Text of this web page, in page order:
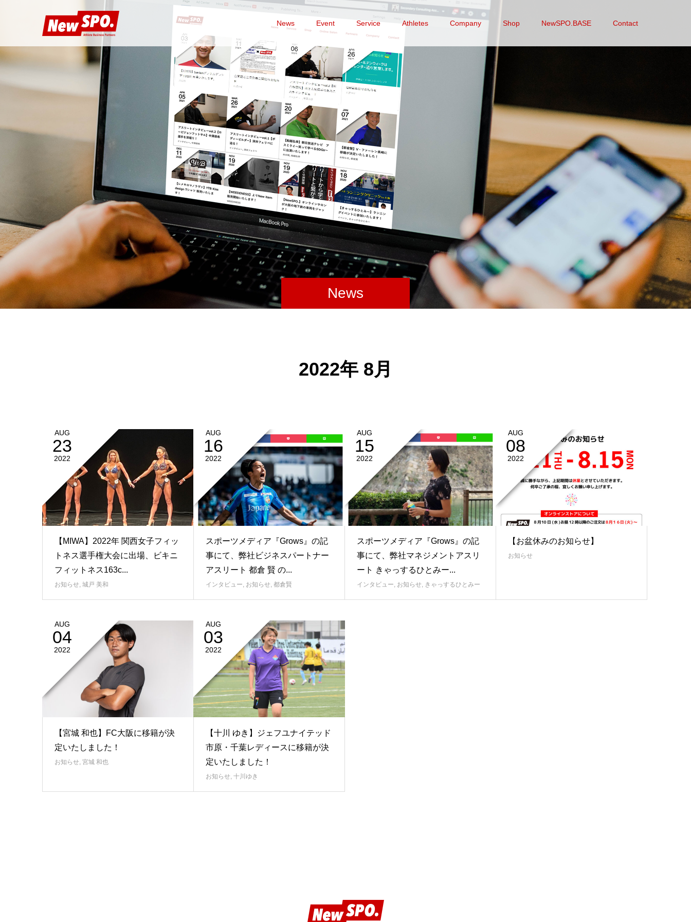
News Event Service Athletes Company Shop NewSPO.BASE Contact
News
2022年 8月
AUG
23
2022
【MIWA】2022年 関西女子フィッ
トネス選手権大会に出場、ビキニ
フィットネス163c...
お知らせ, 城戸 美和
AUG
16
2022
スポーツメディア『Grows』の記
事にて、弊社ビジネスパートナー
アスリート 都倉 賢 の...
インタビュー, お知らせ, 都倉賢
AUG
15
2022
スポーツメディア『Grows』の記
事にて、弊社マネジメントアスリ
ート きゃっするひとみー...
インタビュー, お知らせ, きゃっするひとみー
AUG
08
2022
【お盆休みのお知らせ】
お知らせ
AUG
04
2022
【宮城 和也】FC大阪に移籍が決
定いたしました！
お知らせ, 宮城 和也
AUG
03
2022
【十川 ゆき】ジェフユナイテッド
市原・千葉レディースに移籍が決
定いたしました！
お知らせ, 十川ゆき